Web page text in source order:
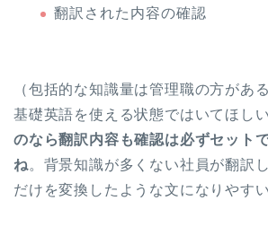
翻訳された内容の確認
（包括的な知識量は管理職の方があ
基礎英語を使える状態ではいてほしい
のなら翻訳内容も確認は必ずセット
ね。背景知識が多くない社員が翻訳
だけを変換したような文になりやす